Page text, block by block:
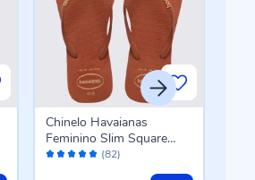
Avaliação: (82)
Chinelo Havaianas
Feminino Slim Square
Logo Pop Up Ferrugem